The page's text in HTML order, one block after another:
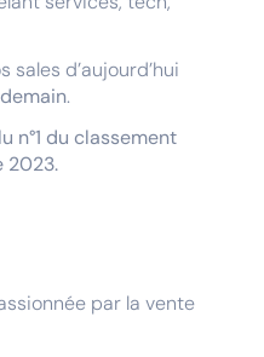
d’aujourd’hui
.
n°1 du classement
2023.
par la vente